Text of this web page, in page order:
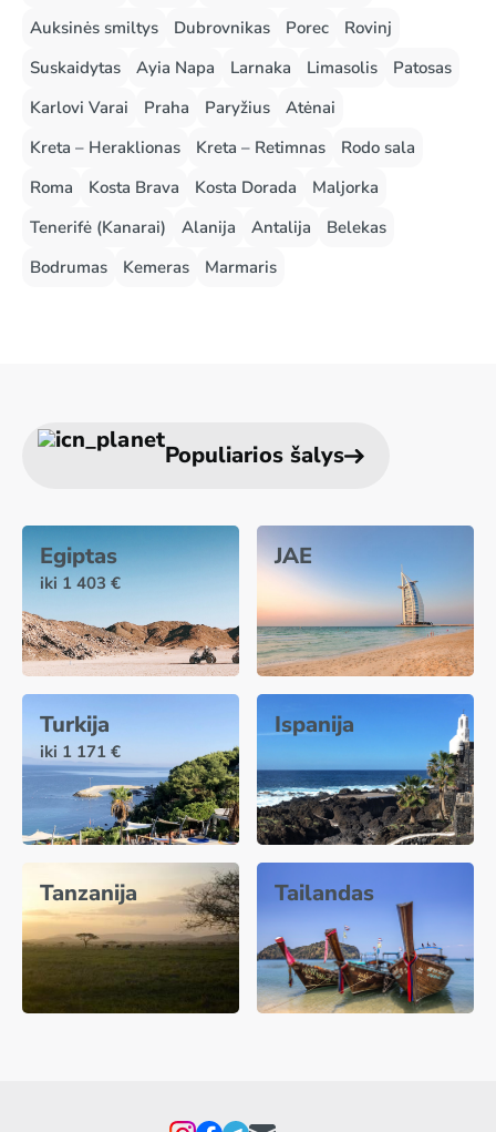
Auksinės smiltys
Dubrovnikas Porec
Rovinj
Suskaidytas
Ayia Napa Larnaka Limasolis
Patosas
Karlovi Varai
Praha Paryžius
Atėnai
Kreta – Heraklionas
Kreta – Retimnas
Rodo sala
Roma
Kosta Brava Kosta Dorada
Maljorka
Tenerifė (Kanarai)
Alanija Antalija
Belekas
Bodrumas
Kemeras Marmaris
Populiarios šalys
Egiptas
iki 1 403 €
JAE
Turkija
iki 1 171 €
Ispanija
Tanzanija Tailandas